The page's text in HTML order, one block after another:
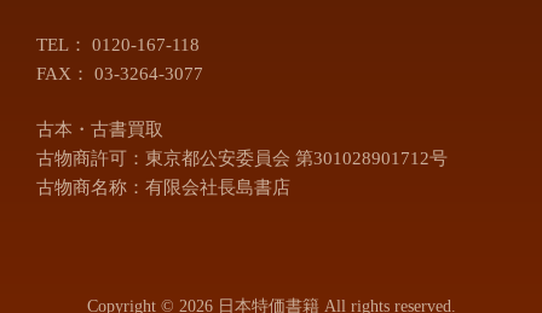
TEL： 0120-167-118
FAX： 03-3264-3077
古本・古書買取
古物商許可：東京都公安委員会 第301028901712号
古物商名称：有限会社長島書店
Copyright © 2026 日本特価書籍 All rights reserved.